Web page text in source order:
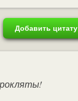
Добавить цитату